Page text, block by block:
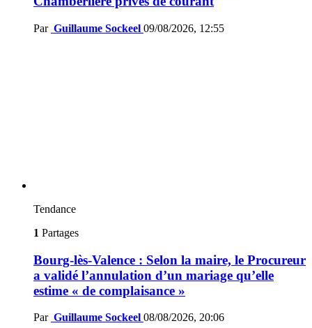
Par Guillaume Sockeel 09/08/2026, 12:55
Tendance
1 Partages
Bourg-lès-Valence : Selon la maire, le Procureur
a validé l’annulation d’un mariage qu’elle
estime « de complaisance »
Par Guillaume Sockeel 08/08/2026, 20:06